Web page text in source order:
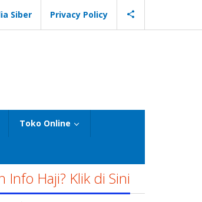
Siber Privacy Policy
Toko Online
Info Haji? Klik di Sini